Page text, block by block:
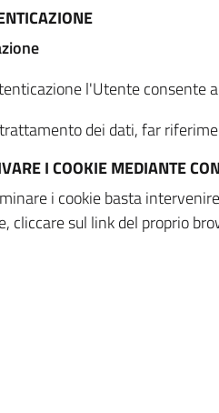
l'Utente consente
dei dati, far
I COOKIE MEDIANTE
i cookie basta
cliccare sul link del proprio